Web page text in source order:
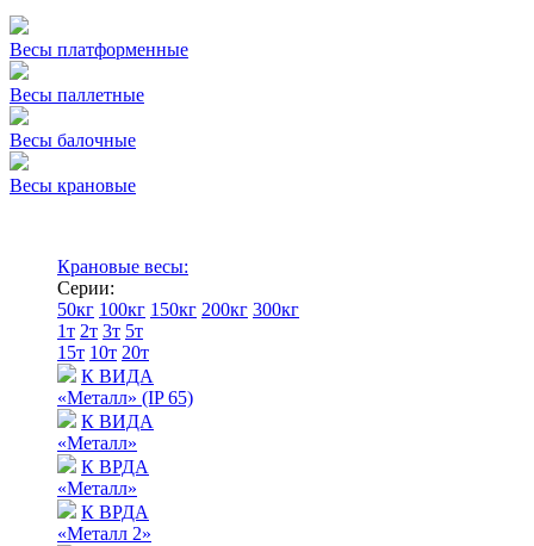
Весы платформенные
Весы паллетные
Весы балочные
Весы крановые
Крановые весы:
Серии:
50кг 100кг 150кг 200кг 300кг
1т 2т 3т 5т
15т 10т 20т
К ВИДА
«Металл» (IP 65)
К ВИДА
«Металл»
К ВРДА
«Металл»
К ВРДА
«Металл 2»